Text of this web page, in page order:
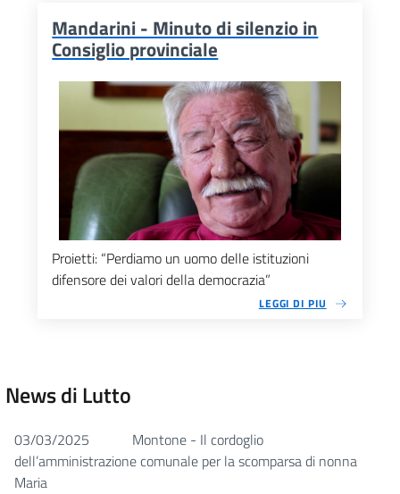
Mandarini - Minuto di silenzio in
Consiglio provinciale
Proietti: “Perdiamo un uomo delle istituzioni
difensore dei valori della democrazia”
LEGGI DI PIU
News di Lutto
03/03/2025
Montone - Il cordoglio
dell’amministrazione comunale per la scomparsa di nonna
Maria